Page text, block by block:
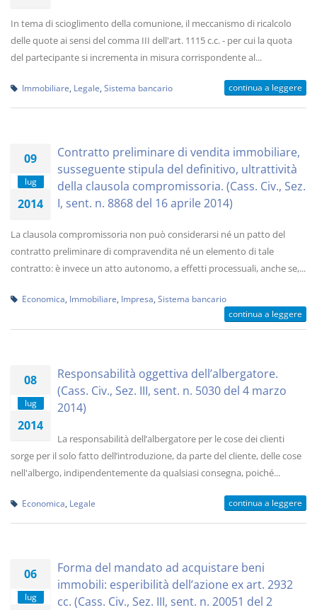
In tema di scioglimento della comunione, il meccanismo di ricalcolo
delle quote ai sensi del comma III dell'art. 1115 c.c. - per cui la quota
del partecipante si incrementa in misura corrispondente al...
Immobiliare Legale Sistema bancario continua a leggere
09
lug
2014
Contratto preliminare di vendita immobiliare,
susseguente stipula del definitivo, ultrattività
della clausola compromissoria. (Cass. Civ., Sez.
I, sent. n. 8868 del 16 aprile 2014)
La clausola compromissoria non può considerarsi né un patto del
contratto preliminare di compravendita né un elemento di tale
contratto: è invece un atto autonomo, a effetti processuali, anche se,...
Economica Immobiliare Impresa Sistema bancario
continua a leggere
08
lug
2014
Responsabilità oggettiva dell’albergatore.
(Cass. Civ., Sez. III, sent. n. 5030 del 4 marzo
2014)
La responsabilità dell’albergatore per le cose dei clienti
sorge per il solo fatto dell’introduzione, da parte del cliente, delle cose
nell'albergo, indipendentemente da qualsiasi consegna, poiché...
Economica Legale continua a leggere
06
lug
Forma del mandato ad acquistare beni
immobili: esperibilità dell’azione ex art. 2932
cc. (Cass. Civ., Sez. III, sent. n. 20051 del 2